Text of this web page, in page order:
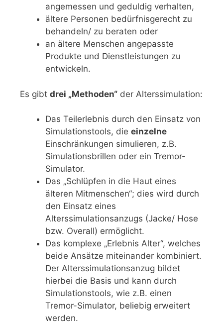
angemessen und geduldig verhalten,
ältere Personen bedürfnisgerecht zu
behandeln/ zu beraten oder
an ältere Menschen angepasste
Produkte und Dienstleistungen zu
entwickeln.
Es gibt drei „Methoden“ der Alterssimulation:
Das Teilerlebnis durch den Einsatz von
Simulationstools, die einzelne
Einschränkungen simulieren, z.B.
Simulationsbrillen oder ein Tremor-
Simulator.
Das „Schlüpfen in die Haut eines
älteren Mitmenschen“; dies wird durch
den Einsatz eines
Alterssimulationsanzugs (Jacke/ Hose
bzw. Overall) ermöglicht.
Das komplexe „Erlebnis Alter“, welches
beide Ansätze miteinander kombiniert.
Der Alterssimulationsanzug bildet
hierbei die Basis und kann durch
Simulationstools, wie z.B. einen
Tremor-Simulator, beliebig erweitert
werden.